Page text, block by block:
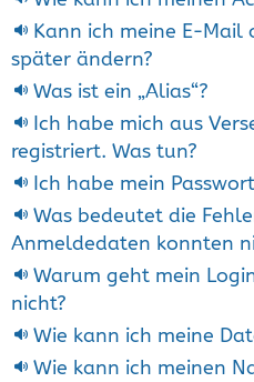
Kann ich meine E-
später ändern?
Was ist ein „Alias“?
Ich habe mich aus
registriert. Was tun?
Ich habe mein
Was bedeutet die
Anmeldedaten konnten
Warum geht mein
nicht?
Wie kann ich meine
Wie kann ich meinen